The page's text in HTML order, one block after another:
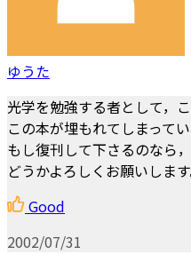
ゆうた
光学を勉強する者として，
この本が埋もれてしまって
もし復刊して下さるのなら
どうかよろしくお願いします
Good
2002/07/31